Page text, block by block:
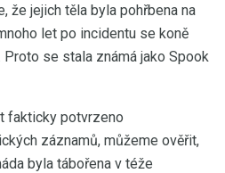
že jejich těla byla pohřbena na
let po incidentu se koně
se stala známá jako Spook
fakticky potvrzeno
záznamů, můžeme ověřit,
byla tábořena v téže